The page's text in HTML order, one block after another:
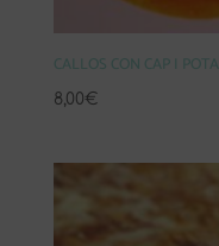
CALLOS CON CAP I POTA
8,00€